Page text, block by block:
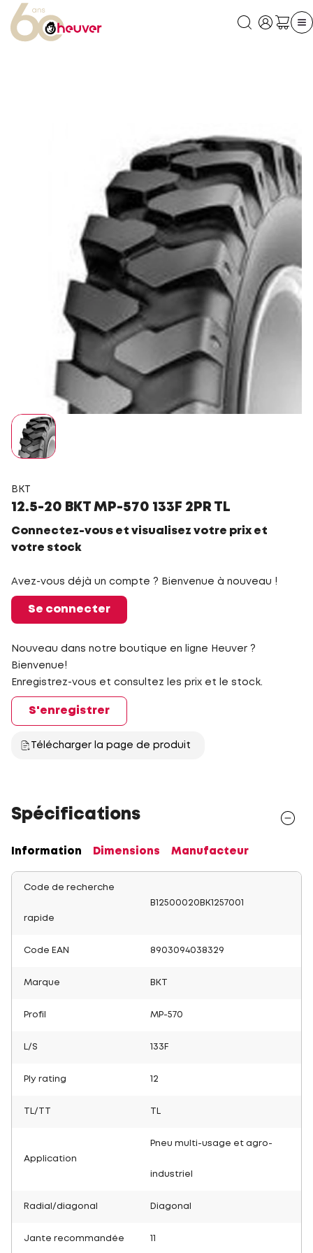
BKT
12.5-20 BKT MP-570 133F 2PR TL
Connectez-vous et visualisez votre prix et
votre stock
Avez-vous déjà un compte ? Bienvenue à nouveau !
Se connecter
Nouveau dans notre boutique en ligne Heuver ?
Bienvenue!
Enregistrez-vous et consultez les prix et le stock.
S'enregistrer
Télécharger la page de produit
Spécifications
Information Dimensions Manufacteur
Code de recherche
rapide
B12500020BK1257001
Code EAN 8903094038329
Marque BKT
Profil MP-570
L/S 133F
Ply rating 12
TL/TT
Application
Pneu multi-usage et agro-
industriel
Radial/diagonal Diagonal
Jante recommandée